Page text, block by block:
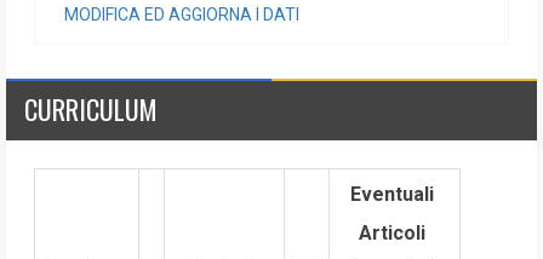
MODIFICA ED AGGIORNA I DATI
CURRICULUM
Eventuali
Articoli